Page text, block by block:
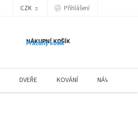
CZK Přihlášení
NÁKUPNÍ KOŠÍK
Prázdný košík
DVEŘE KOVÁNÍ NÁVODY